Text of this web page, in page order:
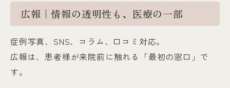
広報｜情報の透明性も、医療の一部
症例写真、SNS、コラム、口コミ対応。
広報は、患者様が来院前に触れる「最初の窓口」で
す。